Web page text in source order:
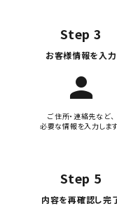
Step 3
お客様情報を入力
person
ご住所・連絡先など、
必要な情報を入力します
Step 5
内容を再確認し完